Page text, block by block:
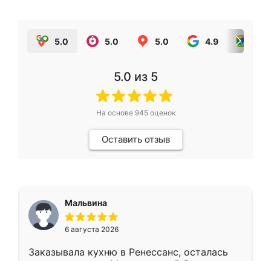
5.0 5.0 5.0 4.9
5.0 из 5
На основе 945оценок
Оставить отзыв
Мальвина
6 августа 2026
Заказывала кухню в Ренессанс, осталась